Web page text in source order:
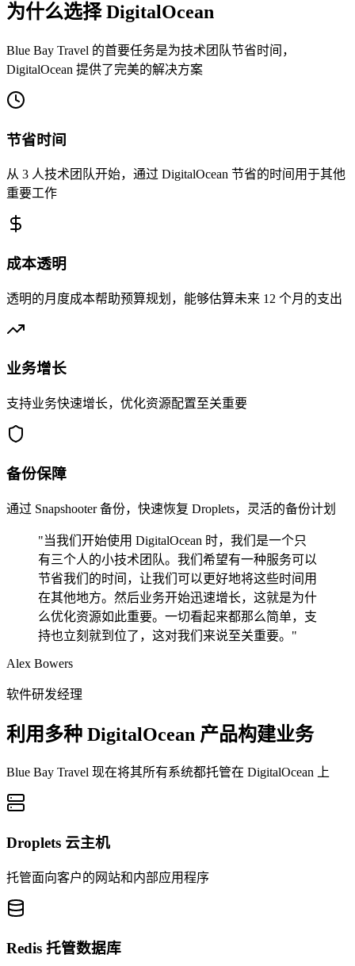
为什么选择 DigitalOcean
Blue Bay Travel 的首要任务是为技术团队节省时间，
DigitalOcean 提供了完美的解决方案
节省时间
从 3 人技术团队开始，通过 DigitalOcean 节省的时间用于其他
重要工作
成本透明
透明的月度成本帮助预算规划，能够估算未来 12 个月的支出
业务增长
支持业务快速增长，优化资源配置至关重要
备份保障
通过 Snapshooter 备份，快速恢复 Droplets，灵活的备份计划
"当我们开始使用 DigitalOcean 时，我们是一个只
有三个人的小技术团队。我们希望有一种服务可以
节省我们的时间，让我们可以更好地将这些时间用
在其他地方。然后业务开始迅速增长，这就是为什
么优化资源如此重要。一切看起来都那么简单，支
持也立刻就到位了，这对我们来说至关重要。"
Alex Bowers
软件研发经理
利用多种 DigitalOcean 产品构建业务
Blue Bay Travel 现在将其所有系统都托管在 DigitalOcean 上
Droplets 云主机
托管面向客户的网站和内部应用程序
Redis 托管数据库